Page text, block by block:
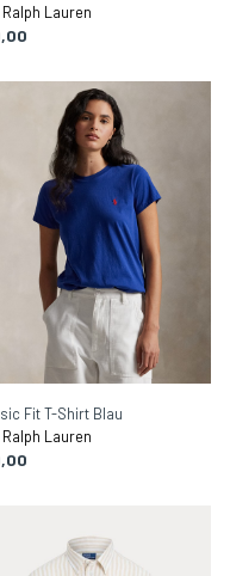
Ralph Lauren
Fit T-Shirt Blau
Ralph Lauren